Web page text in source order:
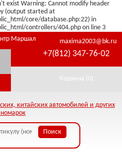
exist Warning: Cannot modify header
(output started at
core/database.php:22) in
controllers/404.php on line 3
Маршал
maxima2003@bk.ru
+7(812) 347-76-02
Корзина (0)